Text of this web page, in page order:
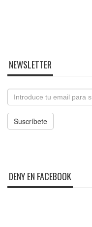
NEWSLETTER
Email
Suscríbete
DENY EN FACEBOOK